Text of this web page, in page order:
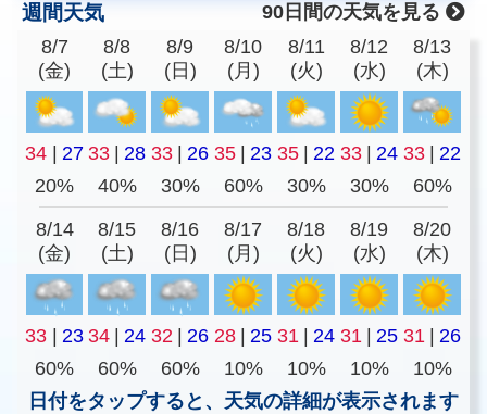
週間天気
90日間の天気を見る
8/7
(金)
8/8
(土)
8/9
(日)
8/10
(月)
8/11
(火)
8/12
(水)
8/13
(木)
34 | 27 33 | 28 33 | 26 35 | 23 35 | 22 33 | 24 33 | 22
20%
40% 30% 60% 30% 30% 60%
8/14
(金)
8/15
(土)
8/16
(日)
8/17
(月)
8/18
(火)
8/19
(水)
8/20
(木)
33 | 23 34 | 24 32 | 26 28 | 25 31 | 24 31 | 25 31 | 26
60%
60% 60% 10% 10% 10%
10%
日付をタップすると、天気の詳細が表示されます